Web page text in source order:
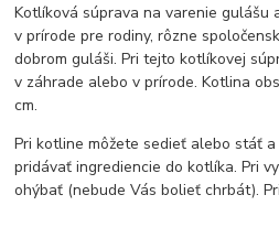
Kotlíková súprava na varenie gulášu
v prírode pre rodiny, rôzne
dobrom guláši. Pri tejto kotlíkovej
v záhrade alebo v prírode. Kotlina
cm.
Pri kotline môžete sedieť alebo stáť
pridávať ingrediencie do kotlíka. Pri
ohýbať (nebude Vás bolieť chrbát).